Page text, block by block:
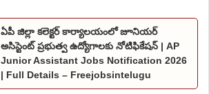
ఏపీ జిల్లా కలెక్టర్ కార్యాలయంలో జూనియర్
అసిస్టెంట్ ప్రభుత్వ ఉద్యోగాలకు నోటిఫికేషన్ | AP
Junior Assistant Jobs Notification 2026
| Full Details – Freejobsintelugu